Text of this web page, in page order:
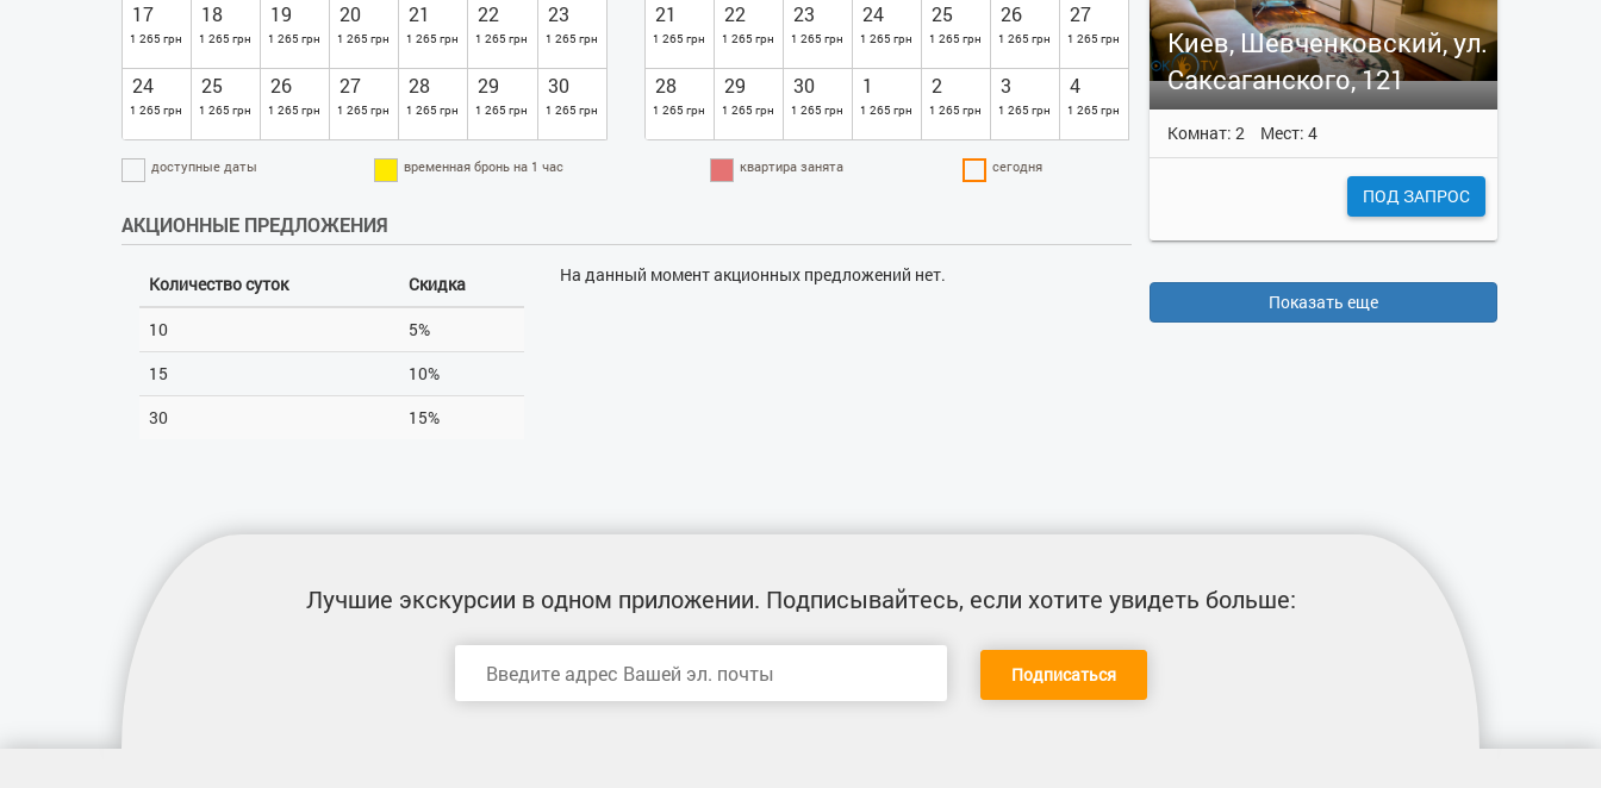
17
1 265 грн
18
1 265 грн
19
1 265 грн
20
1 265 грн
21
1 265 грн
22
1 265 грн
23
1 265 грн
24
1 265 грн
25
1 265 грн
26
1 265 грн
27
1 265 грн
28
1 265 грн
29
1 265 грн
30
1 265 грн
21
1 265 грн
22
1 265 грн
23
1 265 грн
24
1 265 грн
25
1 265 грн
26
1 265 грн
27
1 265 грн
28
1 265 грн
29
1 265 грн
30
1 265 грн
1
1 265 грн
2
1 265 грн
3
1 265 грн
4
1 265 грн
доступные даты временная бронь на 1 час квартира занята сегодня
АКЦИОННЫЕ ПРЕДЛОЖЕНИЯ
Количество суток
Скидка
10
5%
15
10%
30
15%
На данный момент акционных предложений нет.
Киев, Шевченковский, ул.
Саксаганского, 121
Комнат: 2 Мест: 4
ПОД ЗАПРОС
Показать еще
Лучшие экскурсии в одном приложении. Подписывайтесь, если хотите увидеть больше:
Подписаться